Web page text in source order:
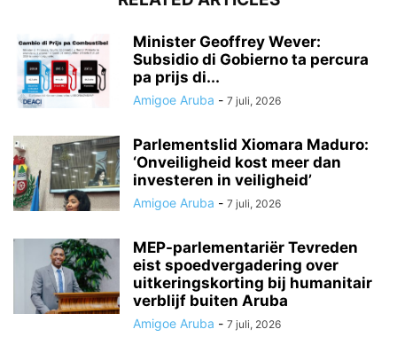
Minister Geoffrey Wever:
Subsidio di Gobierno ta percura
pa prijs di...
Amigoe Aruba - 7 juli, 2026
Parlementslid Xiomara Maduro:
‘Onveiligheid kost meer dan
investeren in veiligheid’
Amigoe Aruba - 7 juli, 2026
MEP-parlementariër Tevreden
eist spoedvergadering over
uitkeringskorting bij humanitair
verblijf buiten Aruba
Amigoe Aruba - 7 juli, 2026